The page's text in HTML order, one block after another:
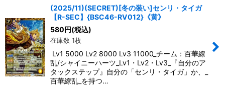
(2025/11)(SECRET)[冬の装い]センリ・タイガ
【R-SEC】{BSC46-RV012}《黄》
580 円(税込)
在庫数 1枚
Lv1 5000 Lv2 8000 Lv3 11000_チーム：百華繚
乱/シャイニーハーツ_Lv1・Lv2・Lv3_『自分のア
タックステップ』自分の「センリ・タイガ」か、_
百華繚乱_を持つ…